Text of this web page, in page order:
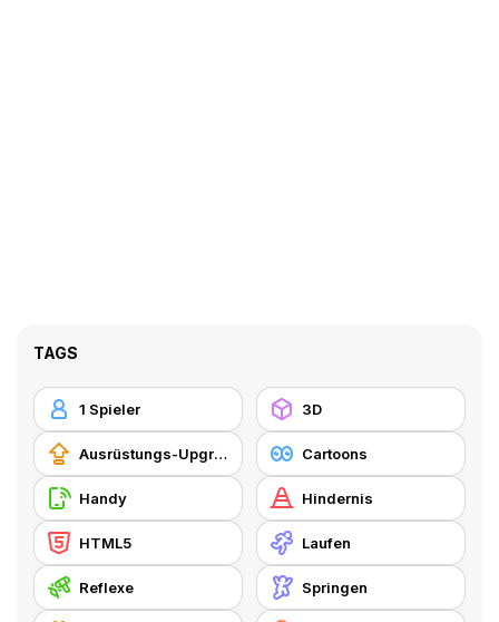
TAGS
1 Spieler 3D
Ausrüstungs-Upgrade kaufen Cartoons
Handy Hindernis
HTML5 Laufen
Reflexe Springen